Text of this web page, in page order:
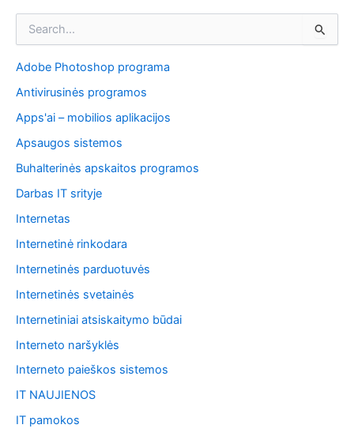
k
t
Adobe Photoshop programa
Antivirusinės programos
Apps'ai – mobilios aplikacijos
Apsaugos sistemos
Buhalterinės apskaitos programos
Darbas IT srityje
Internetas
Internetinė rinkodara
Internetinės parduotuvės
Internetinės svetainės
Internetiniai atsiskaitymo būdai
Interneto naršyklės
Interneto paieškos sistemos
IT NAUJIENOS
IT pamokos